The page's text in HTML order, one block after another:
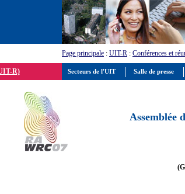
Page principale : UIT-R : Conférences et
R)
Assemblée
Secteurs de l'UIT Salle de presse